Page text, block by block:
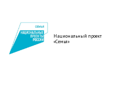
Национальный проект
«Семья»